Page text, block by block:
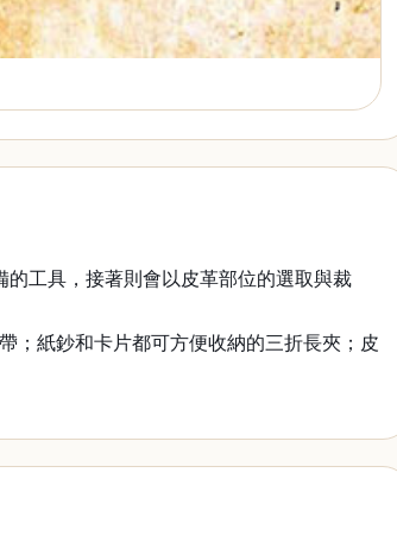
工具，接著則會以皮革部位的選取與裁
；紙鈔和卡片都可方便收納的三折長夾；皮